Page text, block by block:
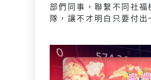
部們同事，聯繫不同社
隊，讓不才明白只要付